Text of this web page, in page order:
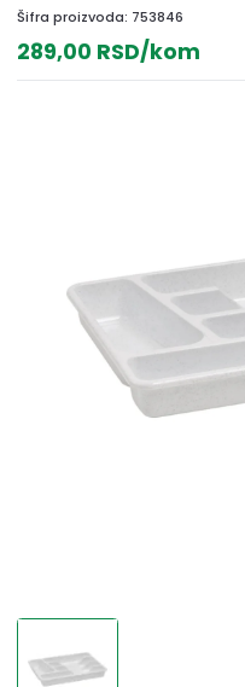
Šifra proizvoda: 753846
289,00 RSD/kom